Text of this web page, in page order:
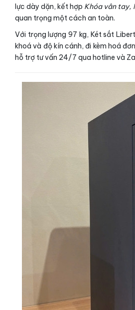
lực dày dặn, kết hợp Khóa vân tay,
quan trọng một cách an toàn.
Với trọng lượng 97 kg, Két sắt
khoá và độ kín cánh, đi kèm hoá
hỗ trợ tư vấn 24/7 qua hotline và